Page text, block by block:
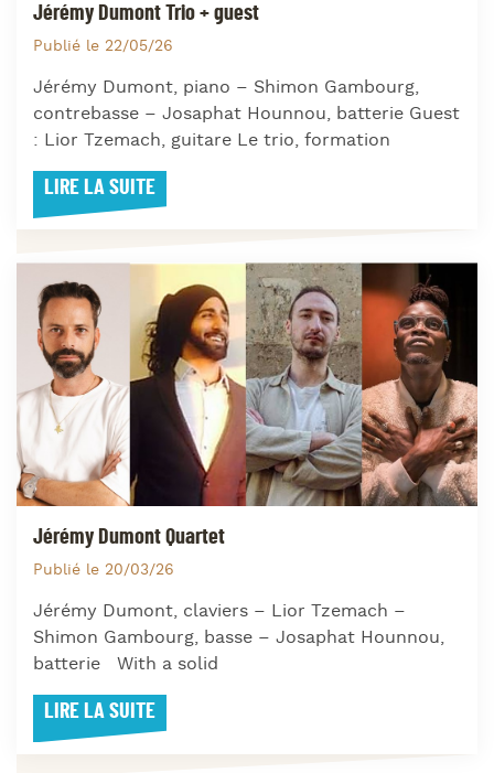
Jérémy Dumont Trio + guest
Publié le 22/05/26
Jérémy Dumont, piano – Shimon Gambourg,
contrebasse – Josaphat Hounnou, batterie Guest
: Lior Tzemach, guitare Le trio, formation
LIRE LA SUITE
Jérémy Dumont Quartet
Publié le 20/03/26
Jérémy Dumont, claviers – Lior Tzemach –
Shimon Gambourg, basse – Josaphat Hounnou,
batterie With a solid
LIRE LA SUITE